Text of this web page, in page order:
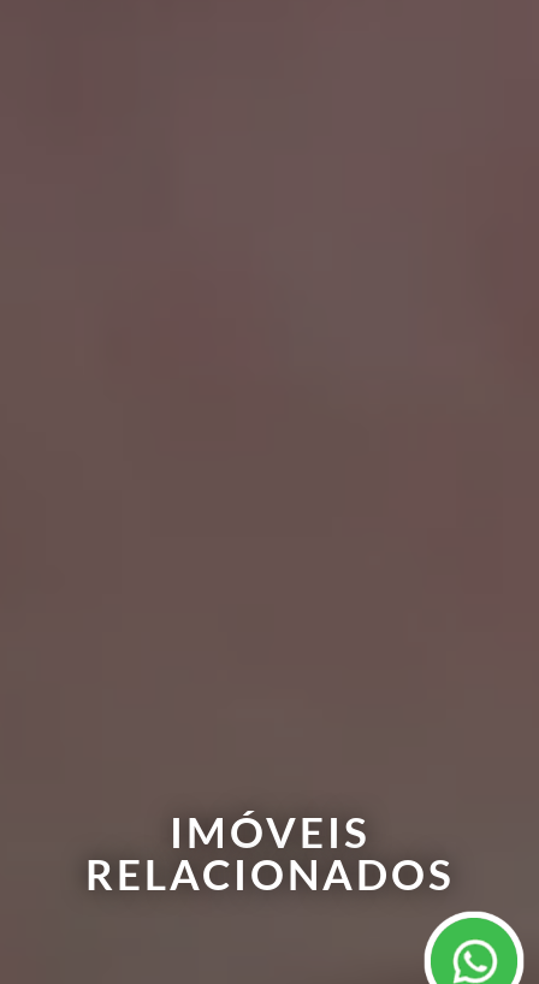
IMÓVEIS
RELACIONADOS